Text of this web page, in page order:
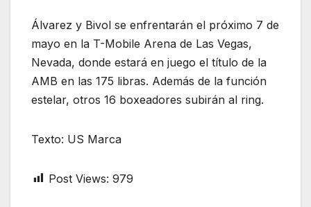
Álvarez y Bivol se enfrentarán el próximo 7 de
mayo en la T-Mobile Arena de Las Vegas,
Nevada, donde estará en juego el título de la
AMB en las 175 libras. Además de la función
estelar, otros 16 boxeadores subirán al ring.
Texto: US Marca
Post Views: 979